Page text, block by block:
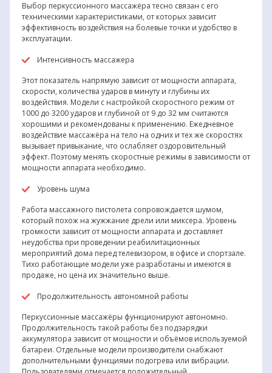
Выбор перкуссионного массажёра тесно связан с его
техническими характеристиками, от которых зависит
эффективность воздействия на болевые точки и удобство в
эксплуатации.
Интенсивность массажера
Этот показатель напрямую зависит от мощности аппарата,
скорости, количества ударов в минуту и глубины их
воздействия. Модели с настройкой скоростного режим от
1000 до 3200 ударов и глубиной от 9 до 32 мм считаются
хорошими и рекомендованы к применению. Ежедневное
воздействие массажёра на тело на одних и тех же скоростях
вызывает привыкание, что ослабляет оздоровительный
эффект. Поэтому менять скоростные режимы в зависимости от
мощности аппарата необходимо.
Уровень шума
Работа массажного пистолета сопровождается шумом,
который похож на жужжание дрели или миксера. Уровень
громкости зависит от мощности аппарата и доставляет
неудобства при проведении реабилитационных
мероприятий дома перед телевизором, в офисе и спортзале.
Тихо работающие модели уже разработаны и имеются в
продаже, но цена их значительно выше.
Продолжительность автономной работы
Перкуссионные массажёры функционируют автономно.
Продолжительность такой работы без подзарядки
аккумулятора зависит от мощности и объёмов используемой
батареи. Отдельные модели производители снабжают
дополнительными функциями подогрева или вибрации.